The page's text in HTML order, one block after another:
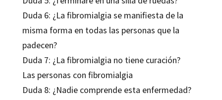
Duda 6: ¿La fibromialgia se manifiesta de la
misma forma en todas las personas que la
padecen?
Duda 7: ¿La fibromialgia no tiene curación?
Las personas con fibromialgia
Duda 8: ¿Nadie comprende esta enfermedad?